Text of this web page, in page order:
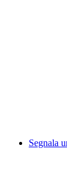
Segnala